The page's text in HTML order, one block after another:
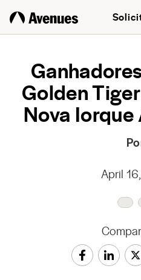
Português
Golden
Nova
April